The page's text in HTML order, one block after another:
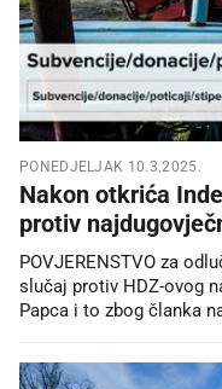
PONEDJELJAK 10.3.2025.
Nakon otkrića
protiv
POVJERENSTVO za
slučaj protiv HDZ-ovog
Papca i to zbog članka